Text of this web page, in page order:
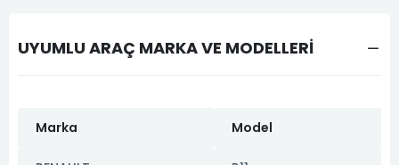
UYUMLU ARAÇ MARKA VE MODELLERİ
Marka Model